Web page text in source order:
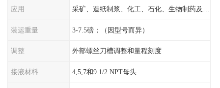
应用
装运重量 3-7.5磅；（因型号而异）
调整 外部螺丝刀槽调整和量程刻度
接液材料 4,5,7和9 1/2 NPT母头